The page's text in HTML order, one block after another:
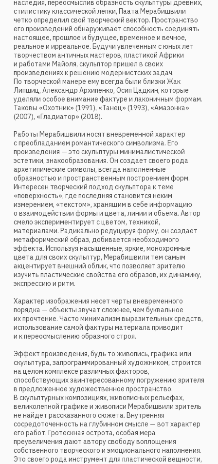
Характер изображения несет черты вневременного
порядка — объекты звучат сложнее, чем буквальное
их прочтение. Часто минимализм выразительных средств,
использование самой фактуры материала приводит
и к переосмыслению образного строя.
Эффект произведения, будь то живопись, графика или
скульптура, запрограммированный художником, строится
на целом комплексе различных факторов,
способствующих заинтересованному погружению зрителя
в предложенное художественное пространство.
В скульптурных композициях, живописных рельефах,
великолепной графике и живописи Мерабишвили зритель
не найдет рассказанного сюжета. Внутренняя
сосредоточенность на глубинном смысле — вот характер
его работ. Гротескная острота, особая мера
преувеличения дают автору свободу воплощения
собственного творческого и эмоционального наполнения.
Это своего рода инструмент для пластической вещности,
Геометризированные, сложносоставные объемы
скульптур Мерабишвили всегда экспрессивны,
динамичны, полны метафор — «Купание» (2020), «Муза
виолончелиста» (2020), «Материнство» (2020). Автор
умело воплощает свое отточенное эстетическое кредо.
Им руководит стремление найти пластический прием,
ассоциативно выражающий образ, наполненный
аллегорией и внутренним напряжением. Скульптор
стремится выразить не форму, а ее внутреннюю
составляющую, ее изначальный смысл. Металлические
плоскости словно вращаются, скручиваются
и раскручиваются, пытаясь испробовать различные
способы существования в трехмерном пространстве.
Именно простота и примитивизм форм достигли в его
творчестве максимального эффекта. В этом, несомненно,
он следует наследию модернистов.
Паата Мерабишвили не ставит своей целью создание
произведений, призванных произвести сиюминутный
эффект. Он верен внутреннему чувству гармонии. Для
него важно родившийся образ воплотить
художественными приемами, основанными на своем
особом видении мира. Подчас эти средства включают
некоторый эпатаж, вызов устоявшимся канонам, что
замыслом и воплощением.
Владение рисунком ощущается во всех работах автора,
но его универсальное значение особенно наглядно при
знакомстве с «живописными рельефами» из различных
комбинаций современных материалов, где все
сосредоточено на взаимном их сочетании и перетекании.
Паата Мерабишвили смело экспериментирует, сочетая
и полихромией. Смело прибегая к рельефной поверхности
картины, автор создает живопись, которая вызывает
скорее осязательно-оптические ощущения. Сложная
фактура произведения становится одной
из составляющих скульптурной живописи Мерабишвили.
Поверхности словно вытягиваются из плоскости фона,
пытаясь предъявить различные способы существования
в трехмерном пространстве при всем
их архитектоническом единстве.
Оставив на рубеже двухтысячного года серию умеренно-
авангардистских экспериментов в графике («Триптих»,
1996), скульптуре («Охотник», 1992; «Танец», 1993;
«Водопой», 1993; «Лира», 1997; «Торо», 1997) и живописи
(«Осень», 1991; «Геометрия», 2006; «Музыкальная
геометрия», 2006), Паата Мерабишвили динамично
пришел к разработке особого типа композиции,
декоративной и остродраматичной.